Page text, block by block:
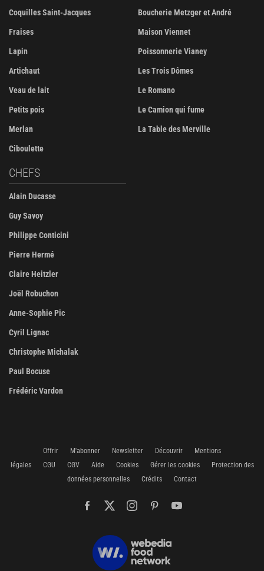
Coquilles Saint-Jacques
Fraises
Lapin
Artichaut
Veau de lait
Petits pois
Merlan
Ciboulette
Boucherie Metzger et André
Maison Viennet
Poissonnerie Vianey
Les Trois Dômes
Le Romano
Le Camion qui fume
La Table des Merville
CHEFS
Alain Ducasse
Guy Savoy
Philippe Conticini
Pierre Hermé
Claire Heitzler
Joël Robuchon
Anne-Sophie Pic
Cyril Lignac
Christophe Michalak
Paul Bocuse
Frédéric Vardon
Offrir M'abonner Newsletter Découvrir
Mentions
légales
CGU CGV Aide Cookies Gérer les cookies
Protection des
données personnelles
Crédits Contact